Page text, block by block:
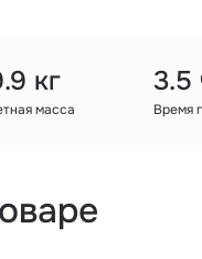
кг
масса
3.5
Время